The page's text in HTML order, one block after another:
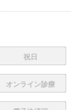
祝日
オンライン診療